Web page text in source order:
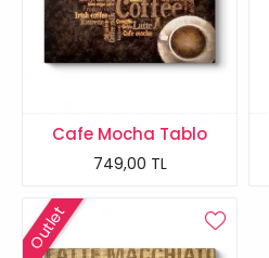
Cafe Mocha Tablo
749,00 TL
Outlet